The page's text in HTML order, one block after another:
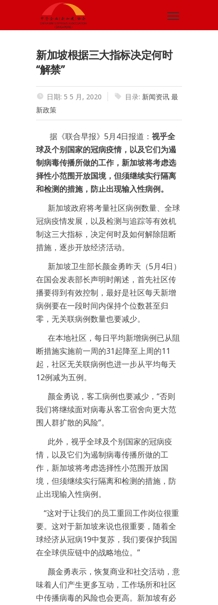
新加坡根据三大指标决定何时
“解禁”
日期: 5 5 月, 2020 目录: 新闻资讯 最
新政策
据《联合早报》5月4日报道： 视乎全
球及个别国家的冠病疫情，以及它们为遏
制病毒传播所做的工作，新加坡将考虑选
择性小范围开放国境，但须继续实行隔离
和检测的措施，防止出现输入性病例。
新加坡政府将考量社区病例数量、全球
冠病疫情发展，以及检测与追踪等有效机
制这三大指标，决定何时及如何解除阻断
措施，逐步开放经济活动。
新加坡卫生部长颜金勇昨天（5月4日）
在国会发表部长声明时阐述，首先社区传
播要得到有效控制，最好是社区每天新增
病例要在一段时间内保持个位数甚至归
零，无关联病例数量也要减少。
在本地社区，每日平均新增病例已从阻
断措施实施前一周的31起降至上周的11
起，社区无关联病例也进一步从平均每天
12例减为五例。
颜金勇说，客工病例也要减少，“否则
我们将继续面对病毒从客工宿舍向更大范
围人群扩散的风险”。
此外，视乎全球及个别国家的冠病疫
情，以及它们为遏制病毒传播所做的工
作，新加坡将考虑选择性小范围开放国
境，但须继续实行隔离和检测的措施，防
止出现输入性病例。
“这对于让我们的员工重回工作岗位很重
要。这对于新加坡来说也很重要，随着全
球经济从冠病19中复苏，我们要保护我国
在全球供应链中的战略地位。”
颜金勇表示，恢复商业和社交活动，意
味着人们产生更多互动，工作场所和社区
中传播病毒的风险也会更高。新加坡有必